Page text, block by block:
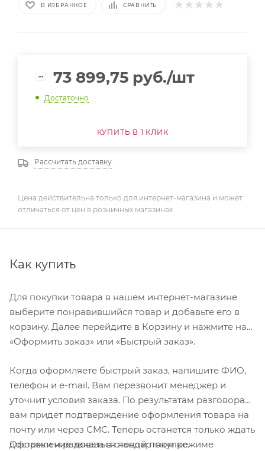
В ИЗБРАННОЕ СРАВНИТЬ
73 899,75 руб./шт
Достаточно
КУПИТЬ В 1 КЛИК
Рассчитать доставку
Цена действительна только для интернет-магазина и может
отличаться от цен в розничных магазинах
Как купить
Для покупки товара в нашем интернет-магазине
выберите понравившийся товар и добавьте его в
корзину. Далее перейдите в Корзину и нажмите на
«Оформить заказ» или «Быстрый заказ».
Когда оформляете быстрый заказ, напишите ФИО,
телефон и e-mail. Вам перезвонит менеджер и
уточнит условия заказа. По результатам разговора
вам придет подтверждение оформления товара на
почту или через СМС. Теперь останется только ждать
доставки и радоваться новой покупке.
Оформление заказа в стандартном режиме